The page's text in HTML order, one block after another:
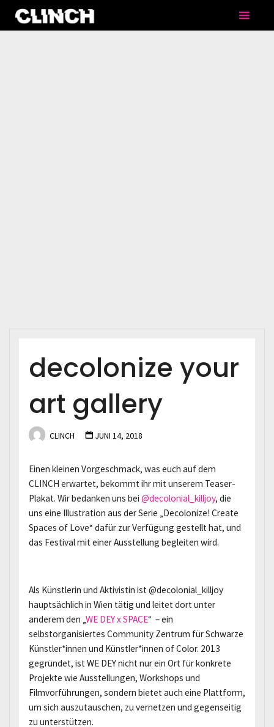
decolonize your
art gallery
CLINCH JUNI 14, 2018
Einen kleinen Vorgeschmack, was euch auf dem
CLINCH erwartet, bekommt ihr mit unserem Teaser-
Plakat. Wir bedanken uns bei @decolonial_killjoy, die
uns eine Illustration aus der Serie „Decolonize! Create
Spaces of Love“ dafür zur Verfügung gestellt hat, und
das Festival mit einer Ausstellung begleiten wird.
Als Künstlerin und Aktivistin ist @decolonial_killjoy
hauptsächlich in Wien tätig und leitet dort unter
anderem den „WE DEY x SPACE“ – ein
selbstorganisiertes Community Zentrum für Schwarze
Künstler*innen und Künstler*innen of Color. 2013
gegründet, ist WE DEY nicht nur ein Ort für konkrete
Projekte wie Ausstellungen, Workshops und
Filmvorführungen, sondern bietet auch eine Plattform,
um sich auszutauschen, zu vernetzen und gegenseitig
zu unterstützen.